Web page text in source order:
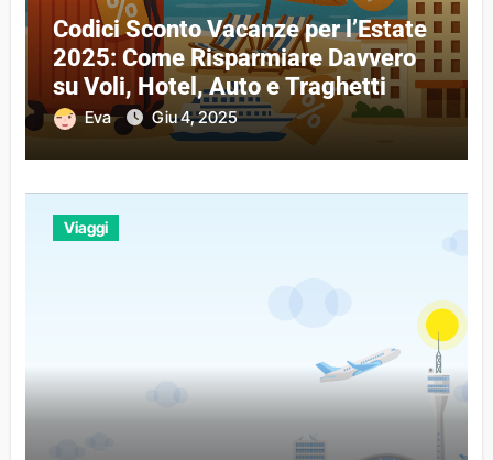
Codici Sconto Vacanze per l’Estate
2025: Come Risparmiare Davvero
su Voli, Hotel, Auto e Traghetti
Eva Giu 4, 2025
Viaggi